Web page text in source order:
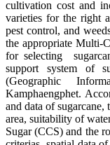
cultivation cost and
varieties for the right
pest control, and
the appropriate Multi-
for selecting
support system of
(Geographic
Kamphaengphet.
and data of
area, suitability of
Sugar (CCS) and the